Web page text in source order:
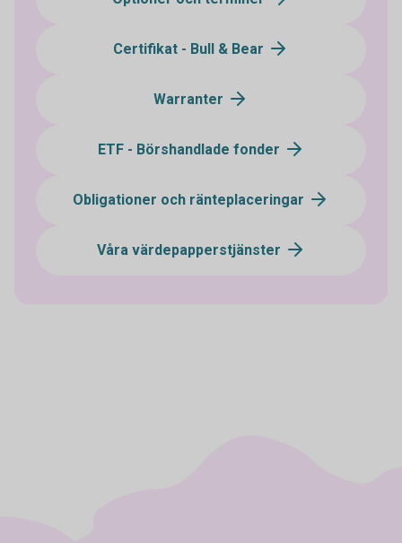
Certifikat - Bull & Bear
Warranter
ETF - Börshandlade fonder
Obligationer och ränteplaceringar
Våra värdepapperstjänster